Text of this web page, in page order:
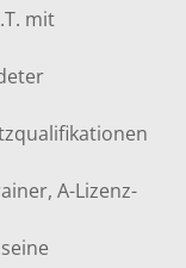
mit
A-Lizenz-